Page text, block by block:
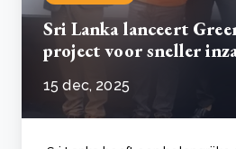
Sri Lanka lanceert
project voor sneller
15 dec, 2025